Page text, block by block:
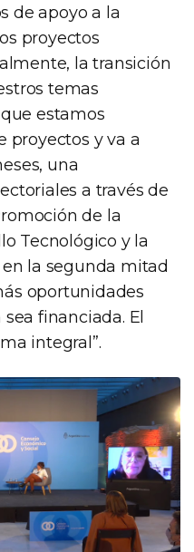
de apoyo a la
proyectos
la transición
temas
estamos
proyectos y va a
una
a través de
de la
Tecnológico y la
la segunda mitad
oportunidades
financiada. El
integral”.